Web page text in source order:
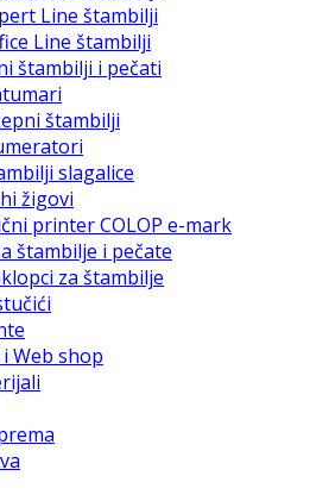
Line štambilji
Line štambilji
štambilji i pečati
štambilji
slagalice
žigovi
printer COLOP e-mark
štambilje i pečate
za štambilje
Web shop